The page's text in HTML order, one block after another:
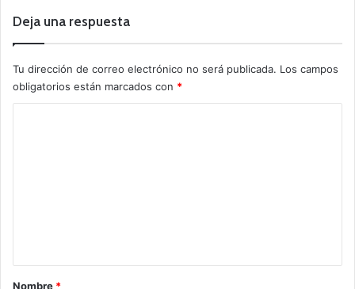
Deja una respuesta
Tu dirección de correo electrónico no será publicada. Los campos
obligatorios están marcados con *
rNombre *